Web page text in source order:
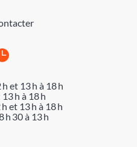
et 13 h à 18 h
h à 18 h
et 13 h à 18 h
h 30 à 13 h